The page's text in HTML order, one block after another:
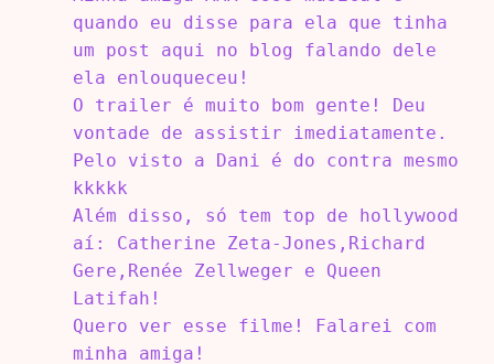
quando eu disse para ela que tinha
um post aqui no blog falando dele
ela enlouqueceu!
O trailer é muito bom gente! Deu
vontade de assistir imediatamente.
Pelo visto a Dani é do contra mesmo
kkkkk
Além disso, só tem top de hollywood
aí: Catherine Zeta-Jones,Richard
Gere,Renée Zellweger e Queen
Latifah!
Quero ver esse filme! Falarei com
minha amiga!